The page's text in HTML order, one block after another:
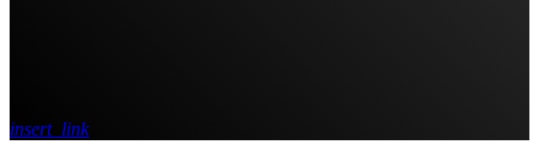
insert_link